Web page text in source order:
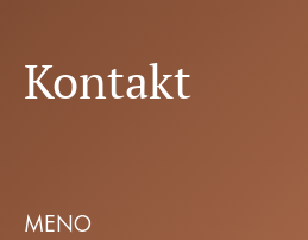
Kontakt
MENO